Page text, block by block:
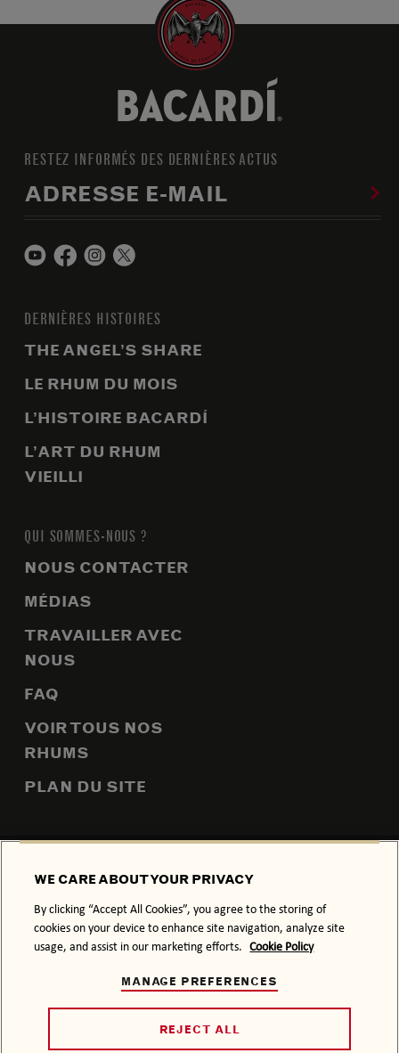
RESTEZ INFORMÉS DES DERNIÈRES ACTUS
ADRESSE E-MAIL
DERNIÈRES HISTOIRES
THE ANGEL’S SHARE
LE RHUM DU MOIS
L’HISTOIRE BACARDÍ
L’ART DU RHUM
VIEILLI
QUI SOMMES-NOUS ?
NOUS CONTACTER
MÉDIAS
TRAVAILLER AVEC
NOUS
FAQ
VOIR TOUS NOS
RHUMS
PLAN DU SITE
CONDITIONS GÉNÉRALES
NOTRE SAVOIR-FAIRE SE DÉGUSTE AVEC SAGESSE.
© 2026 BACARDÍ, SON HABILLAGE COMMERCIAL ET LE
LOGO CHAUVE-SOURIS SONT DES MARQUES DE
WE CARE ABOUT YOUR PRIVACY
By clicking “Accept All Cookies”, you agree to the storing of
cookies on your device to enhance site navigation, analyze site
usage, and assist in our marketing efforts. Cookie Policy
MANAGE PREFERENCES
REJECT ALL